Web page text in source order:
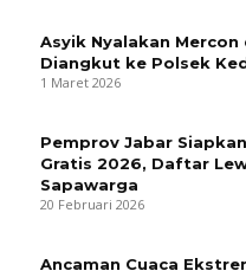
Asyik Nyalakan Mercon
Diangkut ke Polsek
1 Maret 2026
Pemprov Jabar
Gratis 2026, Daftar
Sapawarga
20 Februari 2026
Ancaman Cuaca